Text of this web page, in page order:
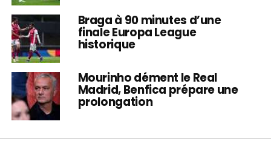
Braga à 90 minutes d’une
finale Europa League
historique
Mourinho dément le Real
Madrid, Benfica prépare une
prolongation